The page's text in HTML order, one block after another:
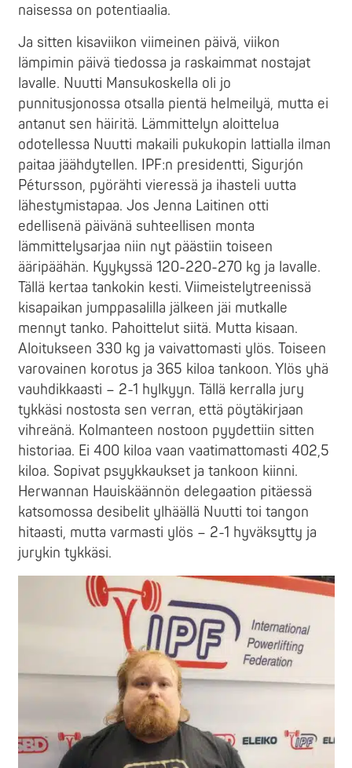
naisessa on potentiaalia.
Ja sitten kisaviikon viimeinen päivä, viikon
lämpimin päivä tiedossa ja raskaimmat nostajat
lavalle. Nuutti Mansukoskella oli jo
punnitusjonossa otsalla pientä helmeilyä, mutta ei
antanut sen häiritä. Lämmittelyn aloittelua
odotellessa Nuutti makaili pukukopin lattialla ilman
paitaa jäähdytellen. IPF:n presidentti, Sigurjón
Pétursson, pyörähti vieressä ja ihasteli uutta
lähestymistapaa. Jos Jenna Laitinen otti
edellisenä päivänä suhteellisen monta
lämmittelysarjaa niin nyt päästiin toiseen
ääripäähän. Kyykyssä 120-220-270 kg ja lavalle.
Tällä kertaa tankokin kesti. Viimeistelytreenissä
kisapaikan jumppasalilla jälkeen jäi mutkalle
mennyt tanko. Pahoittelut siitä. Mutta kisaan.
Aloitukseen 330 kg ja vaivattomasti ylös. Toiseen
varovainen korotus ja 365 kiloa tankoon. Ylös yhä
vauhdikkaasti – 2-1 hylkyyn. Tällä kerralla jury
tykkäsi nostosta sen verran, että pöytäkirjaan
vihreänä. Kolmanteen nostoon pyydettiin sitten
historiaa. Ei 400 kiloa vaan vaatimattomasti 402,5
kiloa. Sopivat psyykkaukset ja tankoon kiinni.
Herwannan Hauiskäännön delegaation pitäessä
katsomossa desibelit ylhäällä Nuutti toi tangon
hitaasti, mutta varmasti ylös – 2-1 hyväksytty ja
jurykin tykkäsi.